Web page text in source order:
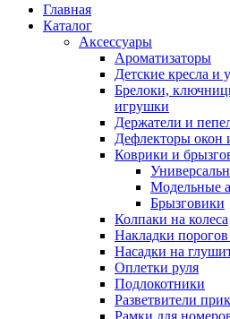
Главная
Каталог
Аксессуары
Ароматизаторы
Детские кресла и
Брелоки,
игрушки
Держатели и
Дефлекторы окон
Коврики и
Модельные
Брызговики
Колпаки на колеса
Накладки
Насадки на
Оплетки руля
Подлокотники
Разветвители
Рамки для